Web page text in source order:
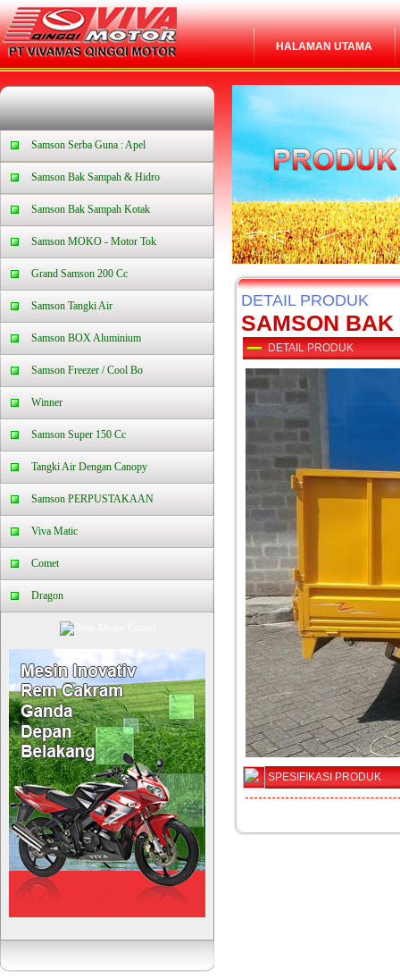
HALAMAN UTAMA
Samson Serba Guna : Apel
Samson Bak Sampah & Hidro
Samson Bak Sampah Kotak
Samson MOKO - Motor Tok
Grand Samson 200 Cc
Samson Tangki Air
Samson BOX Aluminium
Samson Freezer / Cool Bo
Winner
Samson Super 150 Cc
Tangki Air Dengan Canopy
Samson PERPUSTAKAAN
Viva Matic
Comet
Dragon
DETAIL PRODUK
SAMSON BAK
DETAIL PRODUK
SPESIFIKASI PRODUK